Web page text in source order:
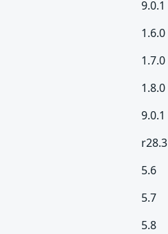
9.0.1
1.6.0
1.7.0
1.8.0
9.0.1
5.6
5.7
5.8